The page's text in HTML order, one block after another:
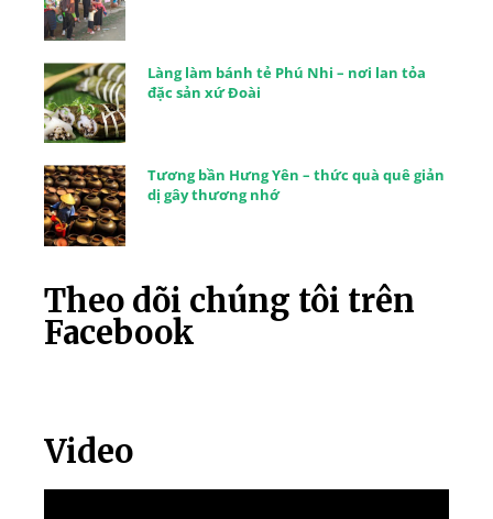
Làng làm bánh tẻ Phú Nhi – nơi lan tỏa
đặc sản xứ Đoài
Tương bần Hưng Yên – thức quà quê giản
dị gây thương nhớ
Theo dõi chúng tôi trên
Facebook
Video